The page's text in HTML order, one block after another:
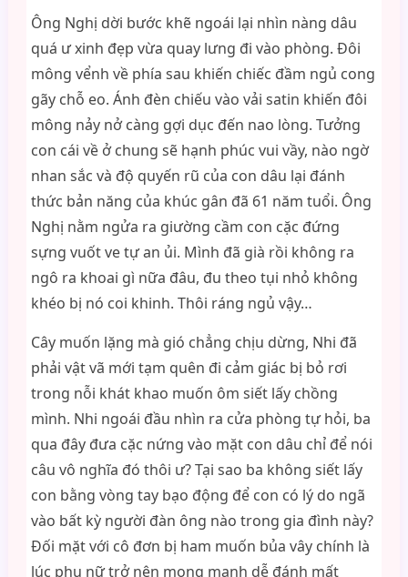
Ông Nghị dời bước khẽ ngoái lại nhìn nàng dâu
quá ư xinh đẹp vừa quay lưng đi vào phòng. Đôi
mông vểnh về phía sau khiến chiếc đầm ngủ cong
gãy chỗ eo. Ánh đèn chiếu vào vải satin khiến đôi
mông nảy nở càng gợi dục đến nao lòng. Tưởng
con cái về ở chung sẽ hạnh phúc vui vầy, nào ngờ
nhan sắc và độ quyến rũ của con dâu lại đánh
thức bản năng của khúc gân đã 61 năm tuổi. Ông
Nghị nằm ngửa ra giường cầm con cặc đứng
sựng vuốt ve tự an ủi. Mình đã già rồi không ra
ngô ra khoai gì nữa đâu, đu theo tụi nhỏ không
khéo bị nó coi khinh. Thôi ráng ngủ vậy…
Cây muốn lặng mà gió chẳng chịu dừng, Nhi đã
phải vật vã mới tạm quên đi cảm giác bị bỏ rơi
trong nỗi khát khao muốn ôm siết lấy chồng
mình. Nhi ngoái đầu nhìn ra cửa phòng tự hỏi, ba
qua đây đưa cặc nứng vào mặt con dâu chỉ để nói
câu vô nghĩa đó thôi ư? Tại sao ba không siết lấy
con bằng vòng tay bạo động để con có lý do ngã
vào bất kỳ người đàn ông nào trong gia đình này?
Đối mặt với cô đơn bị ham muốn bủa vây chính là
lúc phụ nữ trở nên mong manh dễ đánh mất